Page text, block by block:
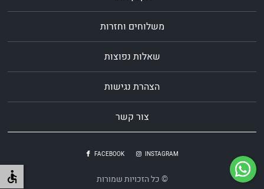
משלוחים וחזרות
שאלות נפוצות
הצהרת נגישות
צור קשר
© כל הזכויות שמורות
INSTAGRAM
FACEBOOK